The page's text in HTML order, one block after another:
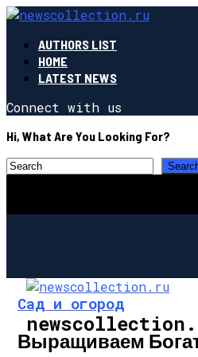
AUTHORS LIST
HOME
LATEST NEWS
Connect with us
Hi, What Are You Looking For?
Сад и огород
Выращиваем